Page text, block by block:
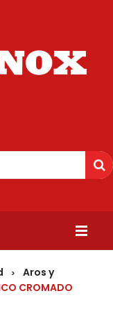
>
Aros y
CROMADO